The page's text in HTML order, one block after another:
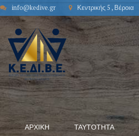
info@kedive.gr Κεντρικής 5 , Βέροια
ΑΡΧΙΚΉ ΤΑΥΤΌΤΗΤΑ